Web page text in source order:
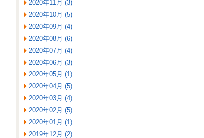
2020年11月 (3)
2020年10月 (5)
2020年09月 (4)
2020年08月 (6)
2020年07月 (4)
2020年06月 (3)
2020年05月 (1)
2020年04月 (5)
2020年03月 (4)
2020年02月 (5)
2020年01月 (1)
2019年12月 (2)